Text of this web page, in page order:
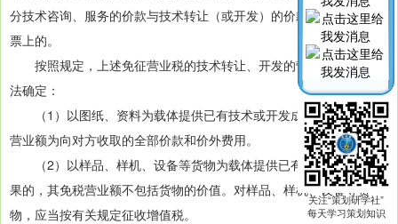
分技术咨询、服务的价款与技术转让（或开发）的价款是开在一张发
票上的。
按照规定，上述免征营业税的技术转让、开发的营业额按下列方
法确定：
（1）以图纸、资料为载体提供已有技术或开发成果的，其免税
营业额为向对方收取的全部价款和价外费用。
（2）以样品、样机、设备等货物为载体提供已有技术或开发成
果的，其免税营业额不包括货物的价值。对样品、样机、设备等货
物，应当按有关规定征收增值税。
关注“策划研学社”
每天学习策划知识